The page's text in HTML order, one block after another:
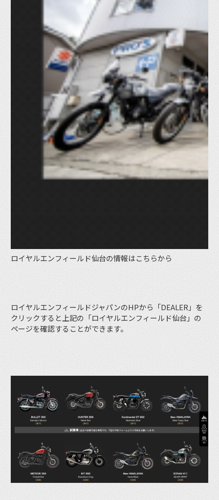
ロイヤルエンフィールド仙台の情報はこちらから
ロイヤルエンフィールドジャパンのHPから「DEALER」を
クリックすると上記の「ロイヤルエンフィールド仙台」の
ページを確認することができます。